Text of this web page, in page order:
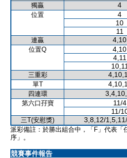
獨贏
4
位置 4
10
11
連贏 4,10
位置Q 4,10
4,11
10,11
三重彩
單T
四連環
第六口孖寶 11/4
11/
三T(安慰獎) 3,8,12/
派彩備註：於勝出組合中，「F」代表「
序」。
競賽事件報告